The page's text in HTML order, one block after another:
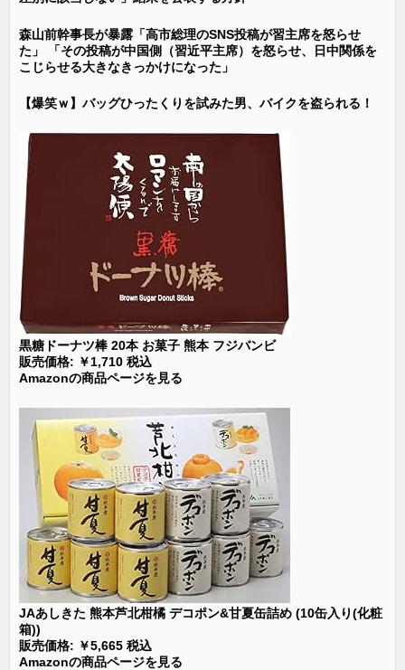
森山前幹事長が暴露「高市総理のSNS投稿が習主席を怒らせ
た」 「その投稿が中国側（習近平主席）を怒らせ、日中関係を
こじらせる大きなきっかけになった」
【爆笑ｗ】バッグひったくりを試みた男、バイクを盗られる！
黒糖ドーナツ棒 20本 お菓子 熊本 フジバンビ
販売価格: ￥1,710 税込
Amazonの商品ページを見る
JAあしきた 熊本芦北柑橘 デコポン&甘夏缶詰め (10缶入り(化粧
箱))
販売価格: ￥5,665 税込
Amazonの商品ページを見る